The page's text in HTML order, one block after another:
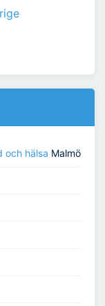
och hälsa Malmö